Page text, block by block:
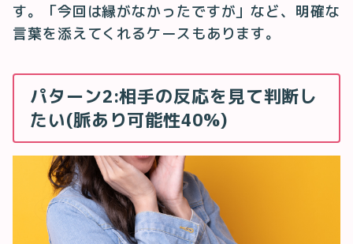
す。「今回は縁がなかったですが」など、明確な
言葉を添えてくれるケースもあります。
パターン2:相手の反応を見て判断し
たい(脈あり可能性40%)